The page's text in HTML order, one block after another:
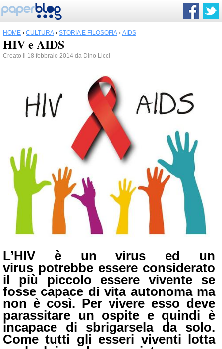
HOME › CULTURA › STORIA E FILOSOFIA › AIDS
HIV e AIDS
Creato il 18 febbraio 2014 da Dino Licci
L’HIV è un virus ed un
virus potrebbe essere considerato
il più piccolo essere vivente se
fosse capace di vita autonomama
non è così. Per vivere esso deve
parassitare un ospite e quindi è
incapace di sbrigarsela da solo.
Come tutti gli esseri viventi lotta